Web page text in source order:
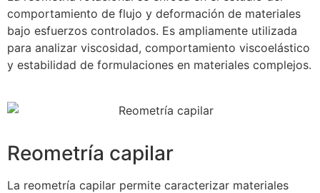
comportamiento de flujo y deformación de materiales
bajo esfuerzos controlados. Es ampliamente utilizada
para analizar viscosidad, comportamiento viscoelástico
y estabilidad de formulaciones en materiales complejos.
Reometría capilar
La reometría capilar permite caracterizar materiales